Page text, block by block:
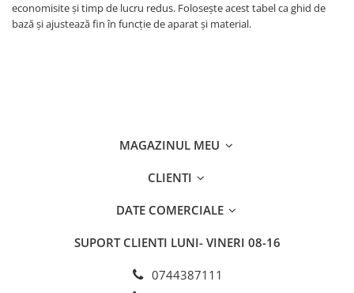
economisite și timp de lucru redus. Folosește acest tabel ca ghid de
bază și ajustează fin în funcție de aparat și material.
MAGAZINUL MEU
CLIENTI
DATE COMERCIALE
SUPORT CLIENTI LUNI- VINERI 08-16
0744387111